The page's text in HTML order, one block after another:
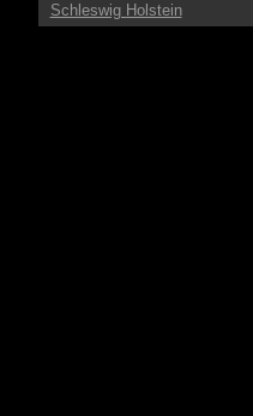
Schleswig Holstein